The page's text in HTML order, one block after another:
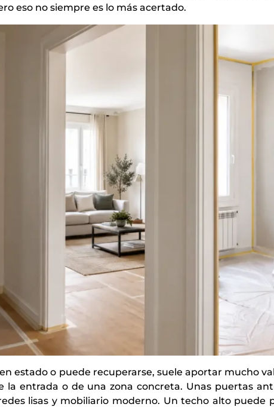
eso no siempre es lo más acertado.
estado o puede recuperarse, suele aportar mucho
la entrada o de una zona concreta. Unas puertas
lisas y mobiliario moderno. Un techo alto puede